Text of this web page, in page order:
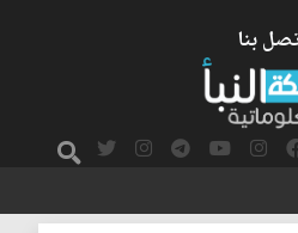
بنا
الشعارات